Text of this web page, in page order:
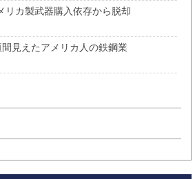
リカ製武器購入依存から脱却
見えたアメリカ人の鉄鋼業